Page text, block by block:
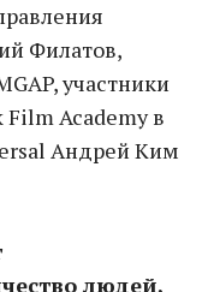
Филатов,
участники
Film Academy в
Андрей Ким
людей,